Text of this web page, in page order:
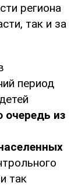
региона
так и за
период
очередь из
так